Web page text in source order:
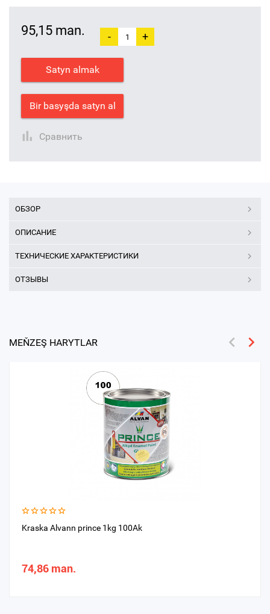
95,15 man. - +
Satyn almak
Bir basyşda satyn al
Сравнить
ОБЗОР
ОПИСАНИЕ
ТЕХНИЧЕСКИЕ ХАРАКТЕРИСТИКИ
ОТЗЫВЫ
MEŇZEŞ HARYTLAR
Kraska Alvann prince 1kg 100Ak
74,86 man.